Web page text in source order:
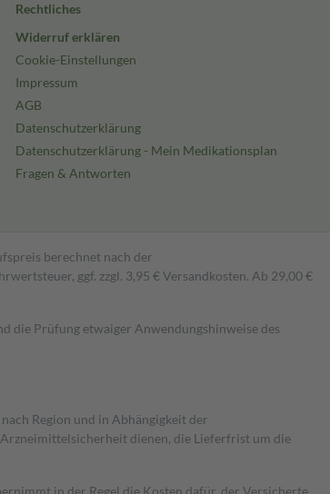
Rechtliches
Widerruf erklären
Cookie-Einstellungen
Impressum
AGB
Datenschutzerklärung
Datenschutzerklärung - Mein Medikationsplan
Fragen & Antworten
berechnet nach der
ggf. zzgl. 3,95 € Versandkosten. Ab 29,00 €
die Prüfung etwaiger Anwendungshinweise des
Region und in Abhängigkeit der
dienen, die Lieferfrist um die
in der Regel die Kosten dafür, der Versicherte